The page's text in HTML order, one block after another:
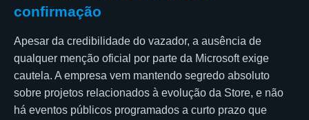
confirmação
Apesar da credibilidade do vazador, a ausência de
qualquer menção oficial por parte da Microsoft exige
cautela. A empresa vem mantendo segredo absoluto
sobre projetos relacionados à evolução da Store, e não
há eventos públicos programados a curto prazo que